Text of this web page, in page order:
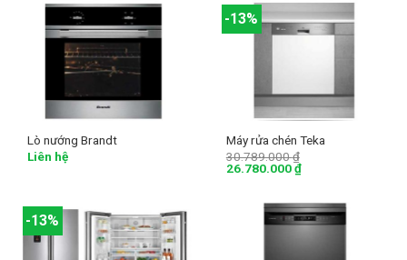
Lò nướng Brandt
Liên hệ
-13%
Máy rửa chén Teka
30.789.000₫
26.780.000₫
-13%